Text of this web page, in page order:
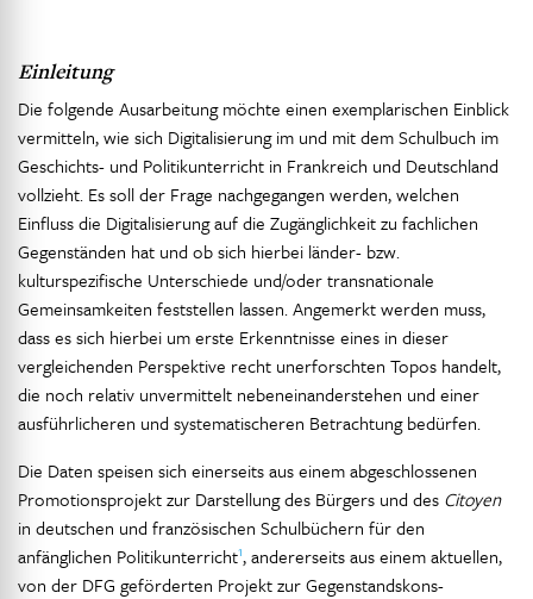
Einleitung
Die folgende Ausarbeitung möchte einen exemplarischen Einblick
vermitteln, wie sich Digitalisierung im und mit dem Schulbuch im
Geschichts- und Politikunterricht in Frankreich und Deutschland
vollzieht. Es soll der Frage nachgegangen werden, welchen
Einfluss die Digitalisierung auf die Zugänglichkeit zu fachlichen
Gegenständen hat und ob sich hierbei länder- bzw.
kulturspezifische Unterschiede und/oder transnationale
Gemeinsamkeiten feststellen lassen. Angemerkt werden muss,
dass es sich hierbei um erste Erkenntnisse eines in dieser
vergleichenden Perspektive recht unerforschten Topos handelt,
die noch relativ unvermittelt nebeneinanderstehen und einer
ausführlicheren und systematischeren Betrachtung bedürfen.
Die Daten speisen sich einerseits aus einem abgeschlossenen
Promotionsprojekt zur Darstellung des Bürgers und des Citoyen
in deutschen und französischen Schulbüchern für den
anfänglichen Politikunterricht1, andererseits aus einem aktuellen,
von der DFG geförderten Projekt zur Gegenstandskons-